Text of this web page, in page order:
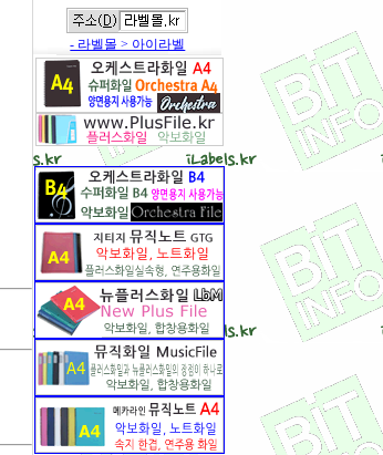
- 라벨몰 > 아이라벨